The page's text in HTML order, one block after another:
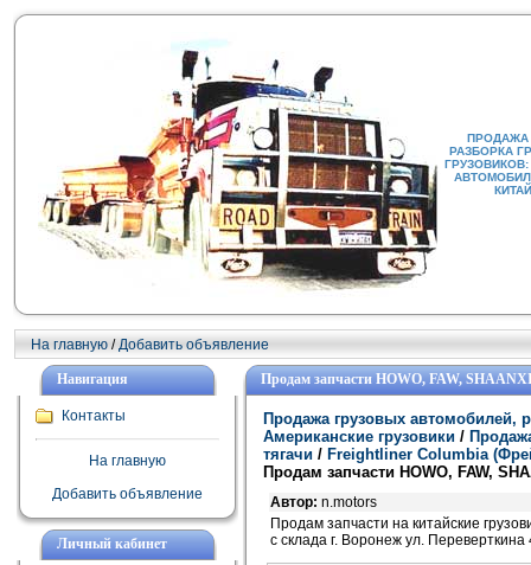
ПРОДАЖА
РАЗБОРКА
На главную /Добавить объявление
Навигация
Контакты
На главную
Добавить объявление
Личный кабинет
Продам запчасти HOWO, FAW,
Продажа грузовых автомобилей,
Американские грузовики /
тягачи / Freightliner Columbia
Продам запчасти HOWO, FAW,
Автор: n.motors
Продам запчасти на китайские
с склада г. Воронеж ул.